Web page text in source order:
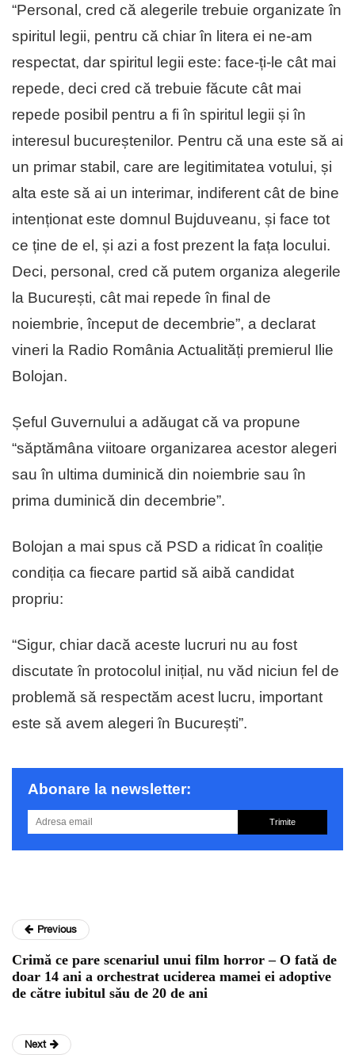
“Personal, cred că alegerile trebuie organizate în
spiritul legii, pentru că chiar în litera ei ne-am
respectat, dar spiritul legii este: face-ți-le cât mai
repede, deci cred că trebuie făcute cât mai
repede posibil pentru a fi în spiritul legii și în
interesul bucureștenilor. Pentru că una este să ai
un primar stabil, care are legitimitatea votului, și
alta este să ai un interimar, indiferent cât de bine
intenționat este domnul Bujduveanu, și face tot
ce ține de el, și azi a fost prezent la fața locului.
Deci, personal, cred că putem organiza alegerile
la București, cât mai repede în final de
noiembrie, început de decembrie”, a declarat
vineri la Radio România Actualități premierul Ilie
Bolojan.
Șeful Guvernului a adăugat că va propune
“săptămâna viitoare organizarea acestor alegeri
sau în ultima duminică din noiembrie sau în
prima duminică din decembrie”.
Bolojan a mai spus că PSD a ridicat în coaliție
condiția ca fiecare partid să aibă candidat
propriu:
“Sigur, chiar dacă aceste lucruri nu au fost
discutate în protocolul inițial, nu văd niciun fel de
problemă să respectăm acest lucru, important
este să avem alegeri în București”.
Abonare la newsletter:
Trimite
Previous
Crimă ce pare scenariul unui film horror – O fată de
doar 14 ani a orchestrat uciderea mamei ei adoptive
de către iubitul său de 20 de ani
Next